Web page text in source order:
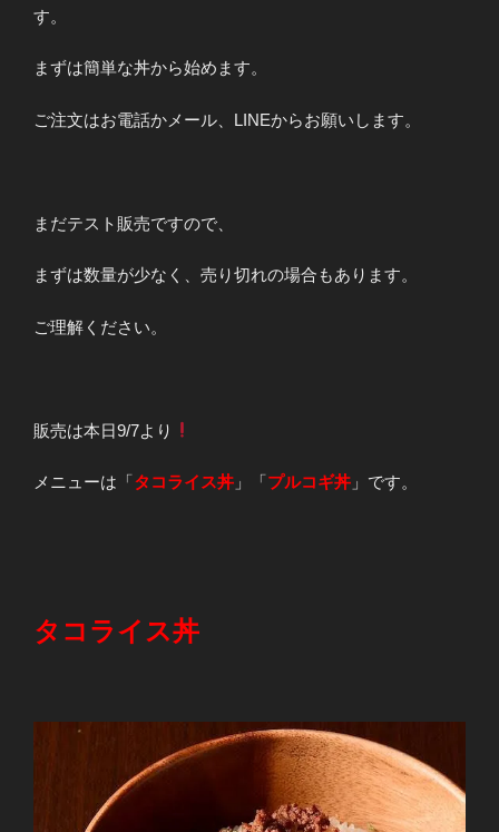
す。
まずは簡単な丼から始めます。
ご注文はお電話かメール、LINEからお願いします。
まだテスト販売ですので、
まずは数量が少なく、売り切れの場合もあります。
ご理解ください。
販売は本日9/7より
メニューは「タコライス丼 」「プルコギ丼 」です。
タコライス丼